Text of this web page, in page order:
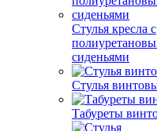
Стулья кресла с
сиденьями
Стулья
Табуреты